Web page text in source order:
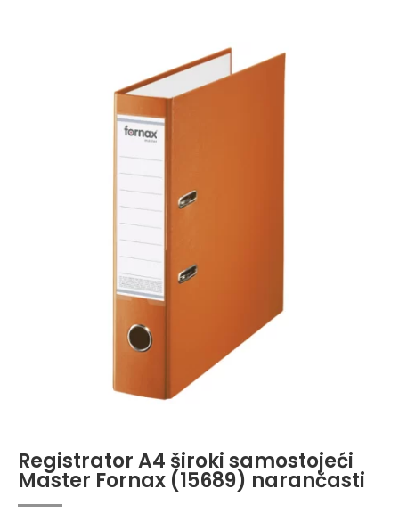
Registrator A4 široki samostojeći
Master Fornax (15689) narančasti